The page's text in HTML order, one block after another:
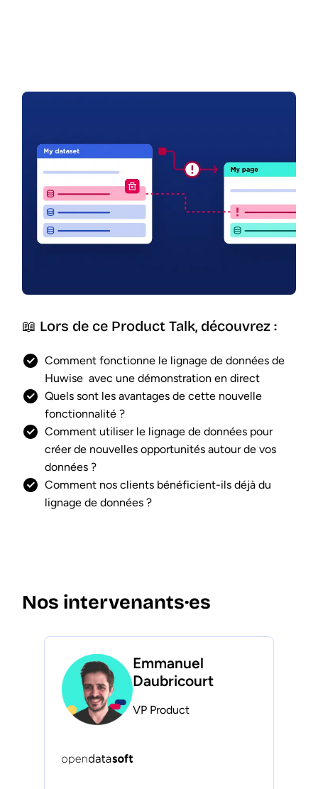
📖 Lors de ce Product Talk, découvrez :
Comment fonctionne le lignage de données de
Huwise avec une démonstration en direct
Quels sont les avantages de cette nouvelle
fonctionnalité ?
Comment utiliser le lignage de données pour
créer de nouvelles opportunités autour de vos
données ?
Comment nos clients bénéficient-ils déjà du
lignage de données ?
Nos intervenants·es
Emmanuel
Daubricourt
VP Product